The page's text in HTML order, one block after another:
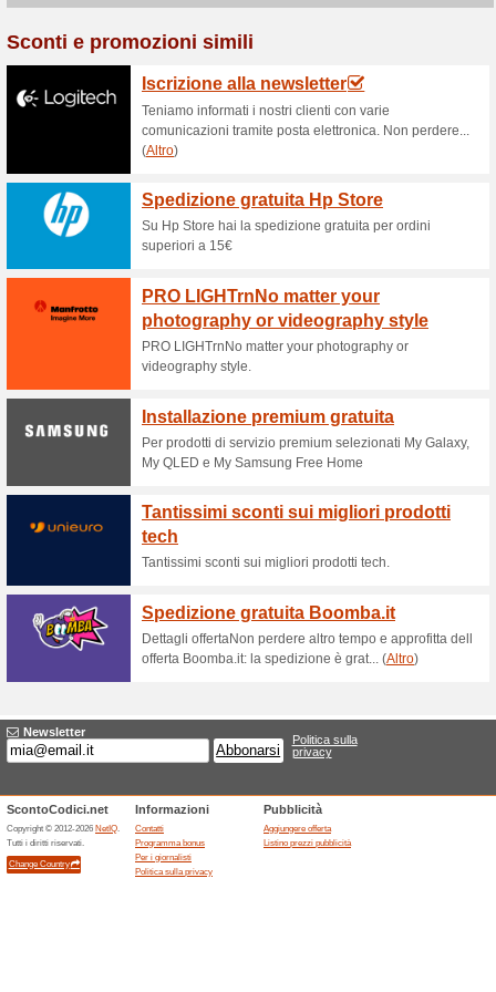
Sconti e
Spedizione gratuita
100% ha funzionato
Lofferta Bose, il negozio
spedizione gratis sui prodotti
di 90€. Clicca sulla
Promozione Bose
100% ha funzionato
Non perderti questa promo
900 ricevi in omaggio un
Consegna Gratuita